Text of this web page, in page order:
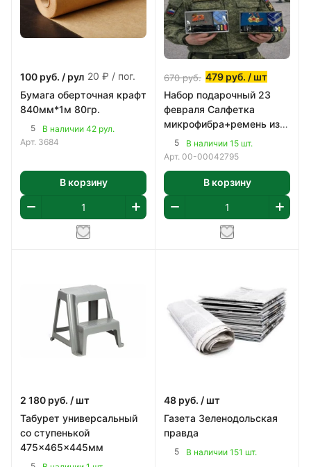
100 руб. / рул 20 ₽ / пог.
Бумага оберточная крафт
840мм*1м 80гр.
5
В наличии 42 рул.
Арт. 3684
В корзину
670руб. 479 руб. / шт
Набор подарочный 23
февраля Салфетка
микрофибра+ремень из
экокожи (1,25
см)+носовой платок
5
В наличии 15 шт.
Арт. 00-00042795
В корзину
2 180 руб. / шт
Табурет универсальный
со ступенькой
475x465x445мм
48 руб. / шт
Газета Зеленодольская
правда
5 В наличии 151 шт.